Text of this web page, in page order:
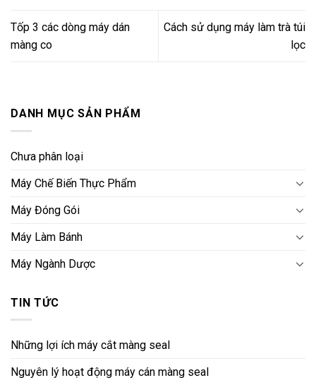
Tốp 3 các dòng máy dán
màng co
Cách sử dụng máy làm trà túi
lọc
DANH MỤC SẢN PHẨM
Chưa phân loại
Máy Chế Biến Thực Phẩm
Máy Đóng Gói
Máy Làm Bánh
Máy Ngành Dược
TIN TỨC
Những lợi ích máy cắt màng seal
Nguyên lý hoạt động máy cán màng seal